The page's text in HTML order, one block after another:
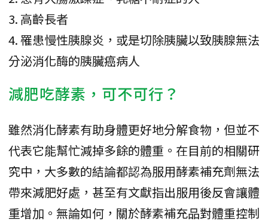
3. 高齡長者
4. 罹患慢性胰腺炎，或是切除胰臟以致胰腺無法
分泌消化酶的胰臟癌病人
減肥吃酵素，可不可行？
雖然消化酵素有助身體更好地分解食物，但並不
代表它能幫忙減掉多餘的體重。在目前的相關研
究中，大多數的結論都認為服用酵素補充劑無法
帶來減肥好處，甚至有文獻指出服用後反會讓體
重增加。無論如何，關於酵素補充品對體重控制